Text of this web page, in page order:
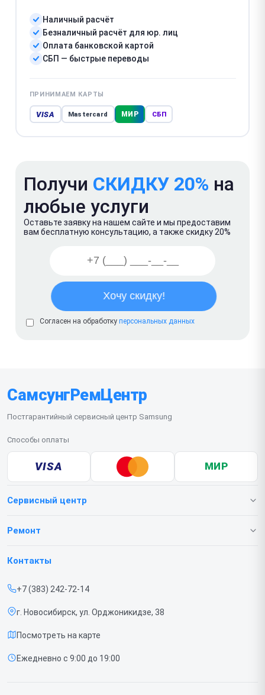
Наличный расчёт
Безналичный расчёт для юр. лиц
Оплата банковской картой
СБП — быстрые переводы
ПРИНИМАЕМ КАРТЫ
VISA Mastercard МИР СБП
Получи СКИДКУ 20% на
любые услуги
Оставьте заявку на нашем сайте и мы предоставим
вам бесплатную консультацию, а также скидку 20%
Согласен на обработку персональных данных
СамсунгРемЦентр
Постгарантийный сервисный центр Samsung
Способы оплаты
VISA МИР
Сервисный центр
О нашем сервисе
Срочный ремонт
Доставка и способы оплаты
Диагностика
Контакты
Ремонт
Телефонов
Контакты
+7 (383) 242-72-14
г. Новосибирск, ул. Орджоникидзе, 38
Посмотреть на карте
Ежедневно с 9:00 до 19:00